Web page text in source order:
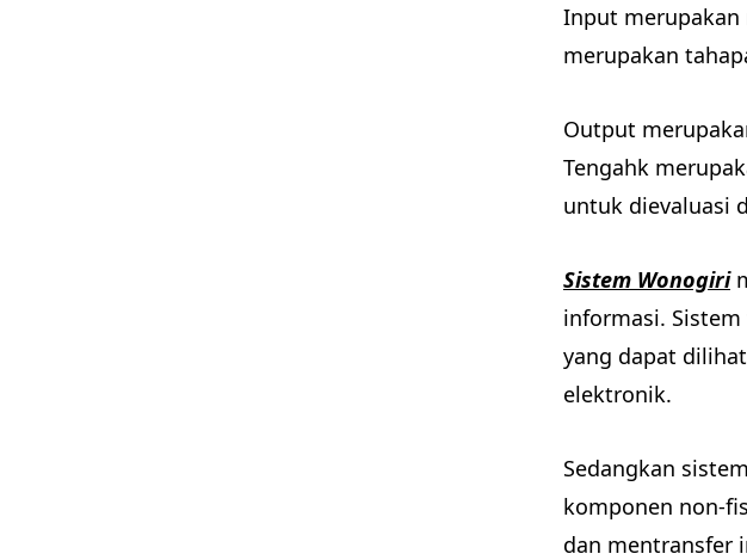
Input merupakan
merupakan
Output
Tengahk
untuk dievaluasi
Sistem Wonogiri
informasi.
yang dapat
elektronik.
Sedangkan
komponen non-
dan mentransfer